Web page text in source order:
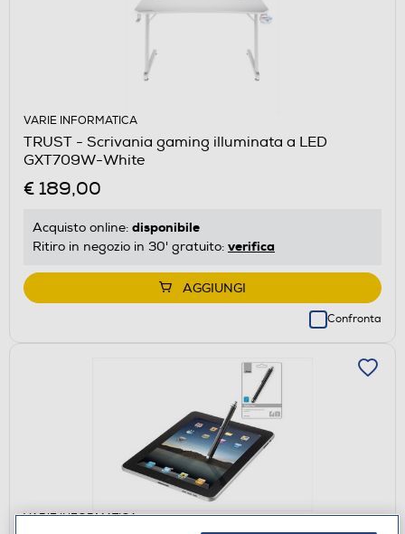
VARIE INFORMATICA
TRUST - Scrivania gaming illuminata a LED
GXT709W-White
€ 189,00
Acquisto online: disponibile
Ritiro in negozio in 30' gratuito: verifica
AGGIUNGI
Confronta
VARIE INFORMATICA